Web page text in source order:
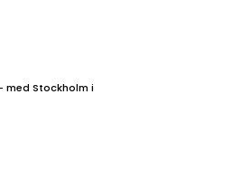
med Stockholm i